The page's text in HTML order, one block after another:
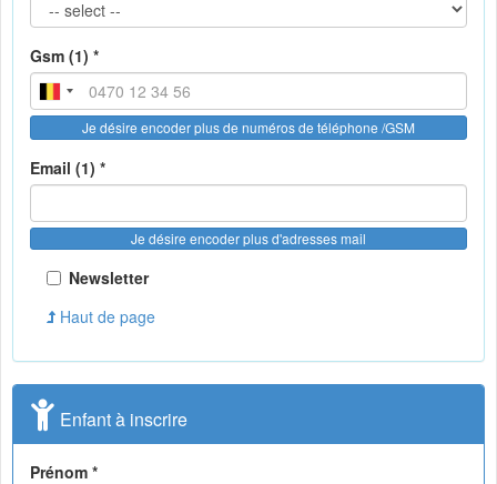
Gsm (1) *
Je désire encoder plus de numéros de téléphone /GSM
Email (1) *
Je désire encoder plus d'adresses mail
Newsletter
Haut de page
Enfant à inscrire
Prénom *